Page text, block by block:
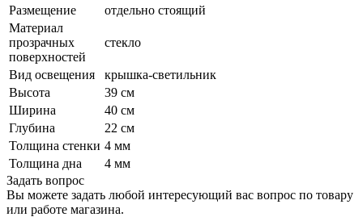
Размещение
отдельно стоящий
Материал
прозрачных
поверхностей
стекло
Вид освещения
крышка-светильник
Высота
39 см
Ширина
40 см
Глубина
22 см
Толщина стенки 4 мм
Толщина дна
4 мм
Задать вопрос
Вы можете задать любой интересующий вас вопрос по товару
или работе магазина.